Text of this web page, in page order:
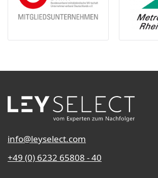
info@leyselect.com
+49 (0) 6232 65808 - 40